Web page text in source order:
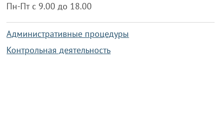
Пн-Пт с 9.00 до 18.00
Административные процедуры
Контрольная деятельность